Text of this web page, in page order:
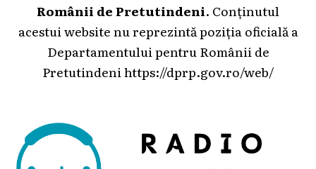
Românii de Pretutindeni. Conținutul
acestui website nu reprezintă poziția oficială a
Departamentului pentru Românii de
Pretutindeni https://dprp.gov.ro/web/